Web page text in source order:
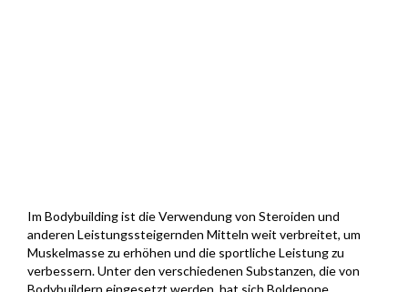
Im Bodybuilding ist die Verwendung von Steroiden und
anderen Leistungssteigernden Mitteln weit verbreitet, um
Muskelmasse zu erhöhen und die sportliche Leistung zu
verbessern. Unter den verschiedenen Substanzen, die von
Bodybuildern eingesetzt werden, hat sich Boldenone